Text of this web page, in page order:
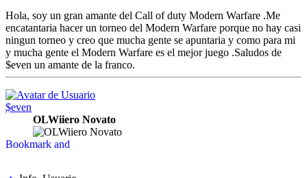
Hola, soy un gran amante del Call of duty Modern Warfare .Me
encatantaria hacer un torneo del Modern Warfare porque no hay casi
ningun torneo y creo que mucha gente se apuntaria y como para mi
y mucha gente el Modern Warfare es el mejor juego .Saludos de
$even un amante de la franco.
$even
OLWiiero Novato